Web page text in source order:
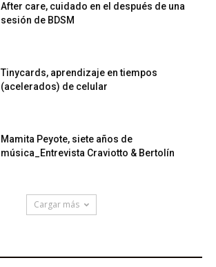
After care, cuidado en el después de una
sesión de BDSM
Tinycards, aprendizaje en tiempos
(acelerados) de celular
Mamita Peyote, siete años de
música_Entrevista Craviotto & Bertolín
Cargar más